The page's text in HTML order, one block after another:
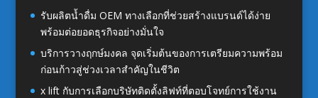
รับผลิตน้ำดื่ม OEM ทางเลือกที่ช่วยสร้างแบรนด์ได้ง่าย
พร้อมต่อยอดธุรกิจอย่างมั่นใจ
บริการวางฤกษ์มงคล จุดเริ่มต้นของการเตรียมความพร้อม
ก่อนก้าวสู่ช่วงเวลาสำคัญในชีวิต
x lift กับการเลือกบริษัทติดตั้งลิฟท์ที่ตอบโจทย์การใช้งาน